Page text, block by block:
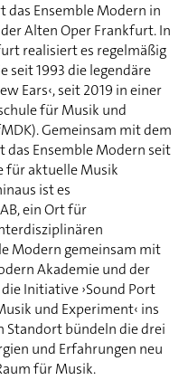
Ensemble Modern in
Alten Oper Frankfurt. In
realisiert es regelmäßig
1993 die legendäre
Ears‹, seit 2019 in einer
für Musik und
Gemeinsam mit dem
Ensemble Modern seit
für aktuelle Musik
ist es
ein Ort für
Modern gemeinsam mit
Akademie und der
Initiative ›Sound Port
und Experiment‹ ins
Standort bündeln die drei
und Erfahrungen neu
für Musik.